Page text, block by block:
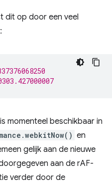
dit op door een veel
momenteel beschikbaar in
en
gelijk aan de nieuwe
aan de rAF-
verder door de